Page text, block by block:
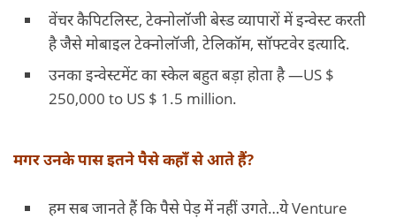
वेंचर कैपिटलिस्ट, टेक्नोलॉजी बेस्ड व्यापारों में इन्वेस्ट करती
है जैसे मोबाइल टेक्नोलॉजी, टेलिकॉम, सॉफ्टवेर इत्यादि.
उनका इन्वेस्टमेंट का स्केल बहुत बड़ा होता है —US $
250,000 to US $ 1.5 million.
मगर उनके पास इतने पैसे कहाँ से आते हैं?
हम सब जानते हैं कि पैसे पेड़ में नहीं उगते…ये Venture